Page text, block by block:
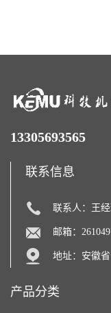
13305693565
联系信息
联系人：王
邮箱：
地址：安徽
产品分类